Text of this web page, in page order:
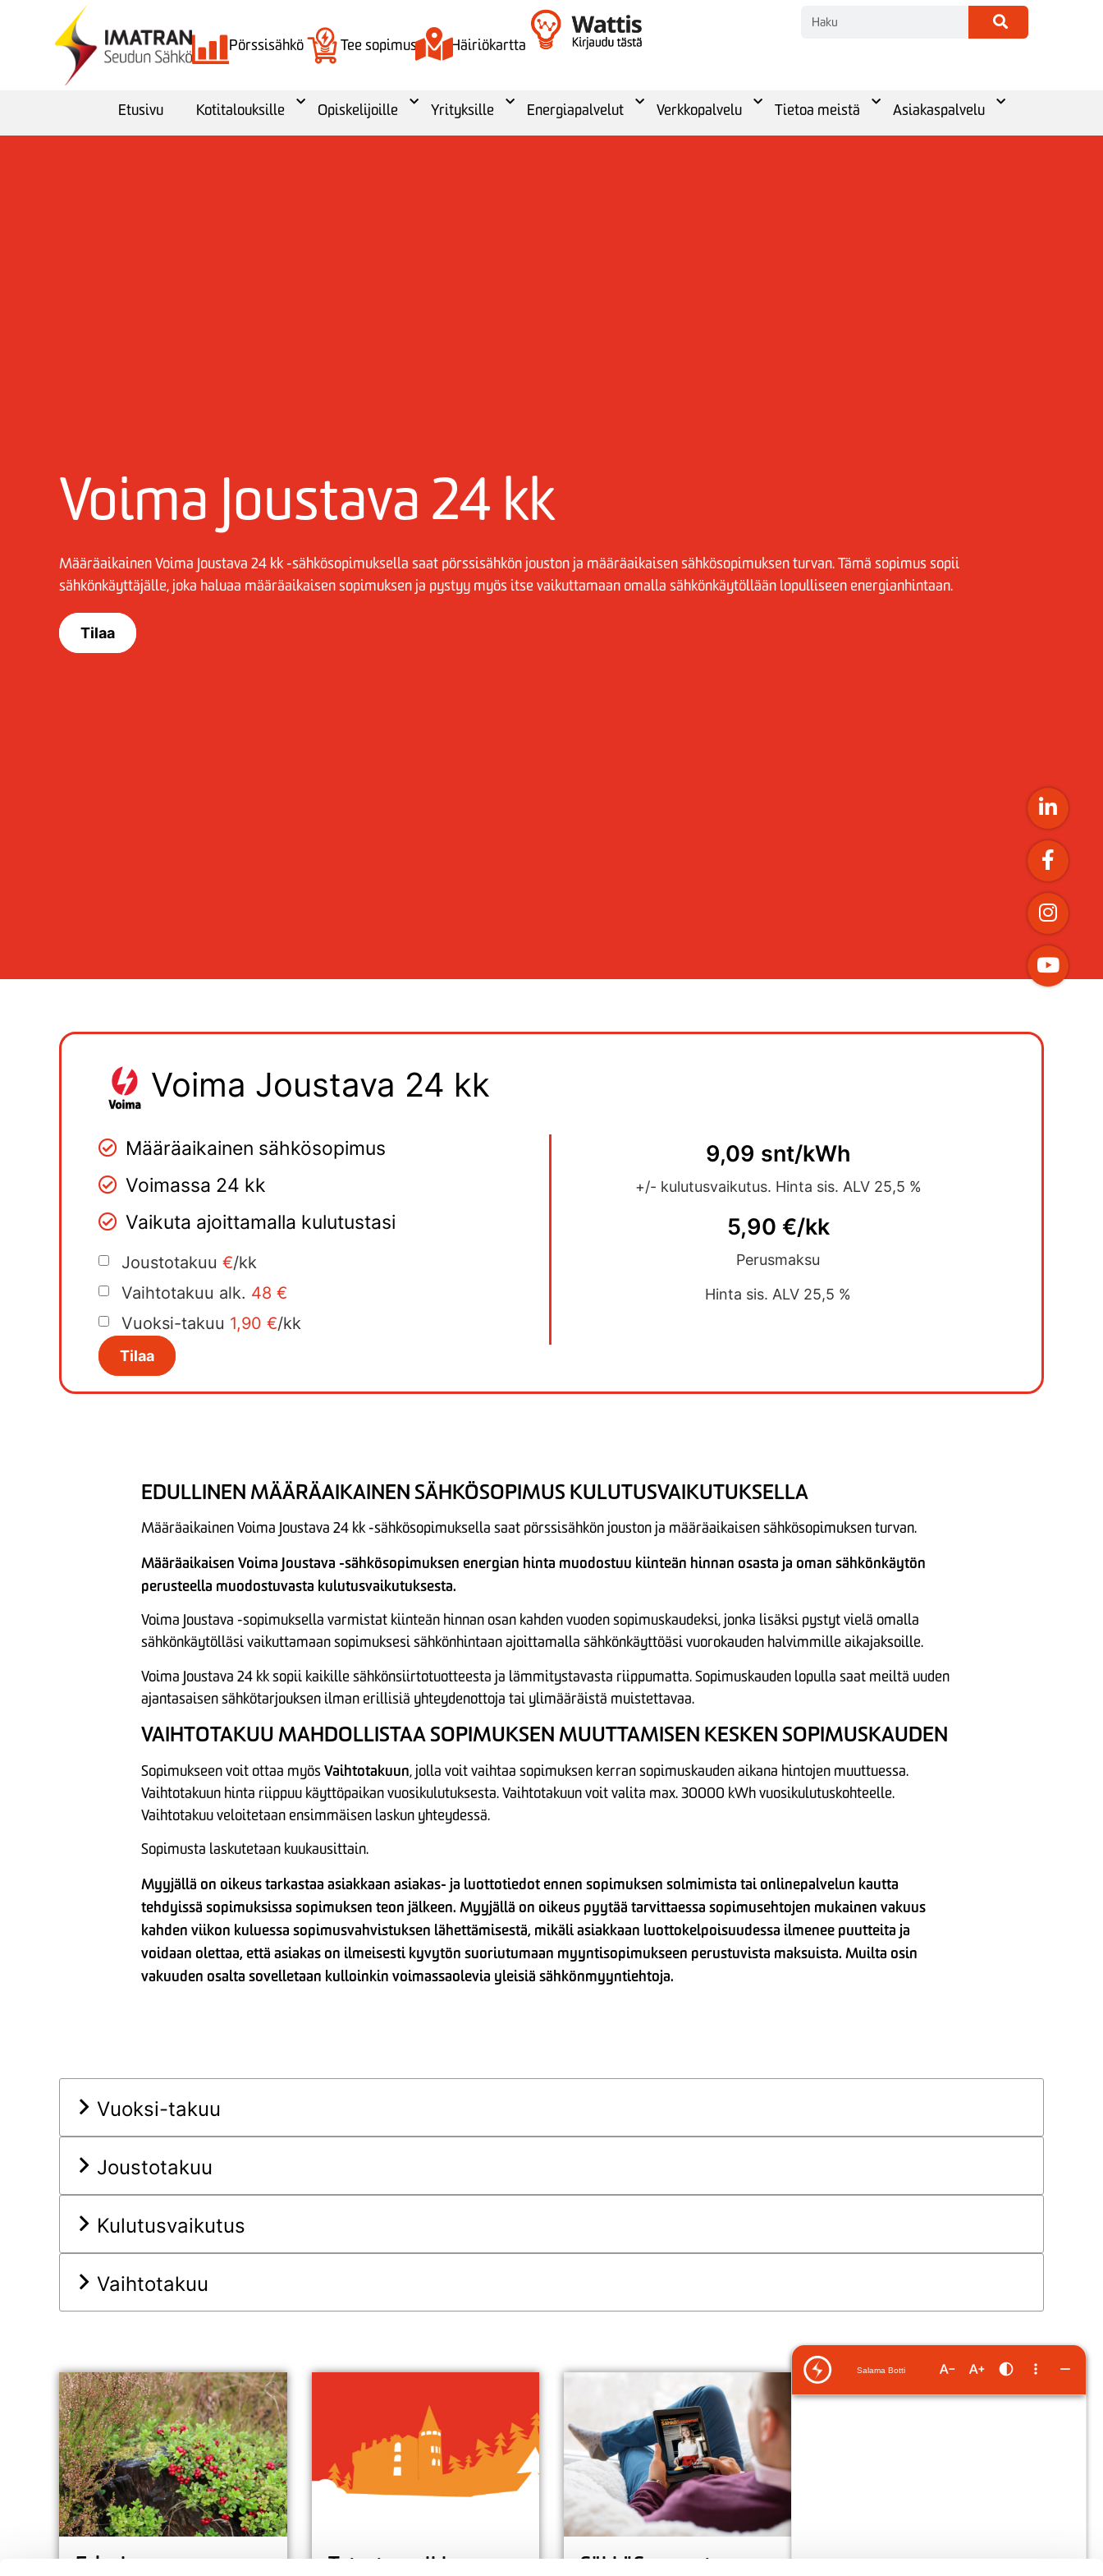
Pörssisähkö Tee sopimus Häiriökartta
Etusivu Kotitalouksille Opiskelijoille Yrityksille Energiapalvelut Verkkopalvelu Tietoa meistä Asiakaspalvelu
Voima Joustava 24 kk
Määräaikainen Voima Joustava 24 kk -sähkösopimuksella saat pörssisähkön jouston ja määräaikaisen sähkösopimuksen turvan. Tämä sopimus sopii
sähkönkäyttäjälle, joka haluaa määräaikaisen sopimuksen ja pystyy myös itse vaikuttamaan omalla sähkönkäytöllään lopulliseen energianhintaan.
Tilaa
Voima Joustava 24 kk
Määräaikainen sähkösopimus
Voimassa 24 kk
Vaikuta ajoittamalla kulutustasi
Joustotakuu €/kk
Vaihtotakuu alk. 48 €
Vuoksi-takuu 1,90 €/kk
9,09 snt/kWh
+/- kulutusvaikutus. Hinta sis. ALV 25,5 %
5,90 €/kk
Perusmaksu
Hinta sis. ALV 25,5 %
Tilaa
EDULLINEN MÄÄRÄAIKAINEN SÄHKÖSOPIMUS KULUTUSVAIKUTUKSELLA
Määräaikainen Voima Joustava 24 kk -sähkösopimuksella saat pörssisähkön jouston ja määräaikaisen sähkösopimuksen turvan.
Määräaikaisen Voima Joustava -sähkösopimuksen energian hinta muodostuu kiinteän hinnan osasta ja oman sähkönkäytön
perusteella muodostuvasta kulutusvaikutuksesta.
Voima Joustava -sopimuksella varmistat kiinteän hinnan osan kahden vuoden sopimuskaudeksi, jonka lisäksi pystyt vielä omalla
sähkönkäytölläsi vaikuttamaan sopimuksesi sähkönhintaan ajoittamalla sähkönkäyttöäsi vuorokauden halvimmille aikajaksoille.
Voima Joustava 24 kk sopii kaikille sähkönsiirtotuotteesta ja lämmitystavasta riippumatta. Sopimuskauden lopulla saat meiltä uuden
ajantasaisen sähkötarjouksen ilman erillisiä yhteydenottoja tai ylimääräistä muistettavaa.
VAIHTOTAKUU MAHDOLLISTAA SOPIMUKSEN MUUTTAMISEN KESKEN SOPIMUSKAUDEN
Sopimukseen voit ottaa myösVaihtotakuun, jolla voit vaihtaa sopimuksen kerran sopimuskauden aikana hintojen muuttuessa.
Vaihtotakuun hinta riippuu käyttöpaikan vuosikulutuksesta. Vaihtotakuun voit valita max. 30000 kWh vuosikulutuskohteelle.
Vaihtotakuu veloitetaan ensimmäisen laskun yhteydessä.
Sopimusta laskutetaan kuukausittain.
Myyjällä on oikeus tarkastaa asiakkaan asiakas- ja luottotiedot ennen sopimuksen solmimista tai onlinepalvelun kautta
tehdyissä sopimuksissa sopimuksen teon jälkeen. Myyjällä on oikeus pyytää tarvittaessa sopimusehtojen mukainen vakuus
kahden viikon kuluessa sopimusvahvistuksen lähettämisestä, mikäli asiakkaan luottokelpoisuudessa ilmenee puutteita ja
voidaan olettaa, että asiakas on ilmeisesti kyvytön suoriutumaan myyntisopimukseen perustuvista maksuista. Muilta osin
vakuuden osalta sovelletaan kulloinkin voimassaolevia yleisiä sähkönmyyntiehtoja.
Vuoksi-takuu
Joustotakuu
Kulutusvaikutus
Vaihtotakuu
E-lasku
Tutustu muihin
SähköSanomat